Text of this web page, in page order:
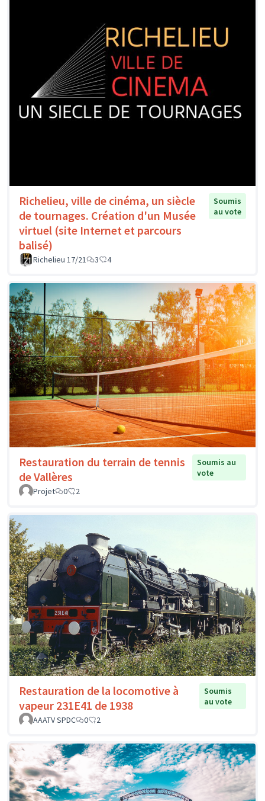
Richelieu, ville de cinéma, un siècle
de tournages. Création d'un Musée
virtuel (site Internet et parcours
balisé)
Soumis
au vote
Richelieu 17/21 3 4
Restauration du terrain de tennis
de Vallères
Soumis au
vote
Projet
0 2
Restauration de la locomotive à
vapeur 231E41 de 1938
Soumis
au vote
AAATV SPDC
0 2